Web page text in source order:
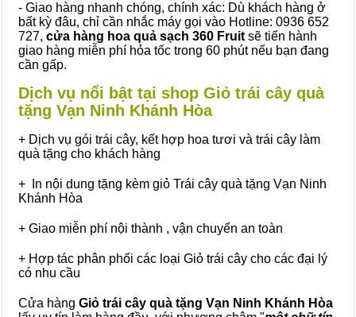
- Giao hàng nhanh chóng, chính xác: Dù khách hàng ở
bất kỳ đâu, chỉ cần nhắc máy gọi vào Hotline: 0936 652
727, cửa hàng hoa quả sạch 360 Fruit sẽ tiến hành
giao hàng miễn phí hỏa tốc trong 60 phút nếu bạn đang
cần gấp.
Dịch vụ nổi bật tại shop Giỏ trái cây quà
tặng Vạn Ninh Khánh Hòa
+ Dịch vụ gói trái cây, kết hợp hoa tươi và trái cây làm
quà tặng cho khách hàng
+ In nội dung tặng kèm giỏ Trái cây quà tặng Vạn Ninh
Khánh Hòa
+ Giao miễn phí nội thành , vận chuyển an toàn
+ Hợp tác phân phối các loại Giỏ trái cây cho các đại lý
có nhu cầu
Cửa hàng Giỏ trái cây quà tặng Vạn Ninh Khánh Hòa